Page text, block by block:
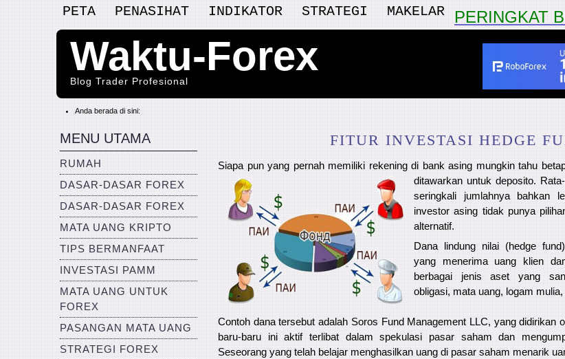
PETA PENASIHAT INDIKATOR STRATEGI MAKELAR PERINGKAT
Waktu-Forex
Blog Trader Profesional
Anda berada di sini:
MENU UTAMA
RUMAH
DASAR-DASAR FOREX
DASAR-DASAR FOREX
MATA UANG KRIPTO
TIPS BERMANFAAT
INVESTASI PAMM
MATA UANG UNTUK
FOREX
PASANGAN MATA UANG
STRATEGI FOREX
FITUR INVESTASI HEDGE
Siapa pun yang pernah memiliki rekening di bank asing mungkin tahu
ditawarkan untuk deposito.
seringkali jumlahnya bahkan
investor asing tidak punya
alternatif.
Dana lindung nilai (hedge
yang menerima uang klien
berbagai jenis aset yang
obligasi, mata uang, logam
Contoh dana tersebut adalah Soros Fund Management LLC, yang didirikan
baru-baru ini aktif terlibat dalam spekulasi pasar saham dan
Seseorang yang telah belajar menghasilkan uang di pasar saham menarik